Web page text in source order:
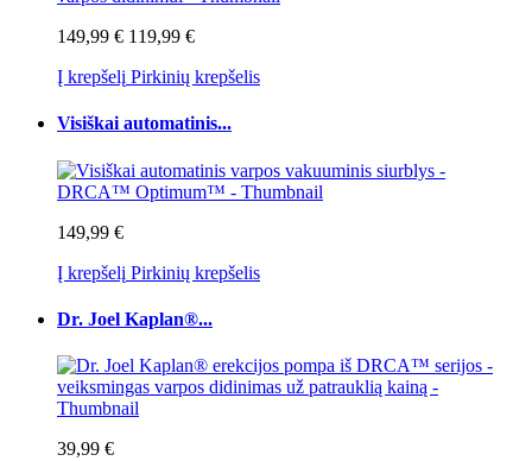
149,99 € 119,99 €
Į krepšelį Pirkinių krepšelis
Visiškai automatinis...
149,99 €
Į krepšelį Pirkinių krepšelis
Dr. Joel Kaplan®...
39,99 €